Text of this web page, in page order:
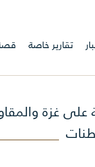
تقارير خاصة
على غزة